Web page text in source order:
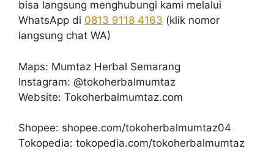
bisa langsung menghubungi kami melalui
WhatsApp di 0813 9118 4163 (klik nomor
langsung chat WA)
Maps: Mumtaz Herbal Semarang
Instagram: @tokoherbalmumtaz
Website: Tokoherbalmumtaz.com
Shopee: shopee.com/tokoherbalmumtaz04
Tokopedia: tokopedia.com/tokoherbalmumtaz